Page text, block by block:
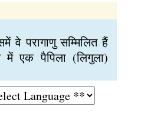
वे परागाणु सम्मिलित हैं
में एक पैपिला (लिगुला)